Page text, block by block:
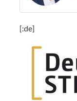
[:de]